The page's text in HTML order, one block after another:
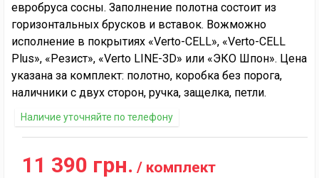
евробруса сосны. Заполнение полотна состоит из
горизонтальных брусков и вставок. Вожможно
исполнение в покрытиях «Verto-CELL», «Verto-CELL
Plus», «Резист», «Verto LINE-3D» или «ЭКО Шпон». Цена
указана за комплект: полотно, коробка без порога,
наличники с двух сторон, ручка, защелка, петли.
Наличие уточняйте по телефону
11 390 грн. / комплект